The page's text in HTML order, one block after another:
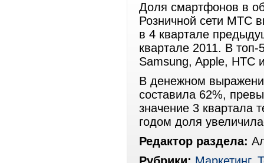
Доля смартфонов в
Розничной сети МТС
в 4 квартале
квартале 2011. В
Samsung, Apple, HTC
В денежном
составила 62%,
значение 3 квартала
годом доля
Редактор раздела: